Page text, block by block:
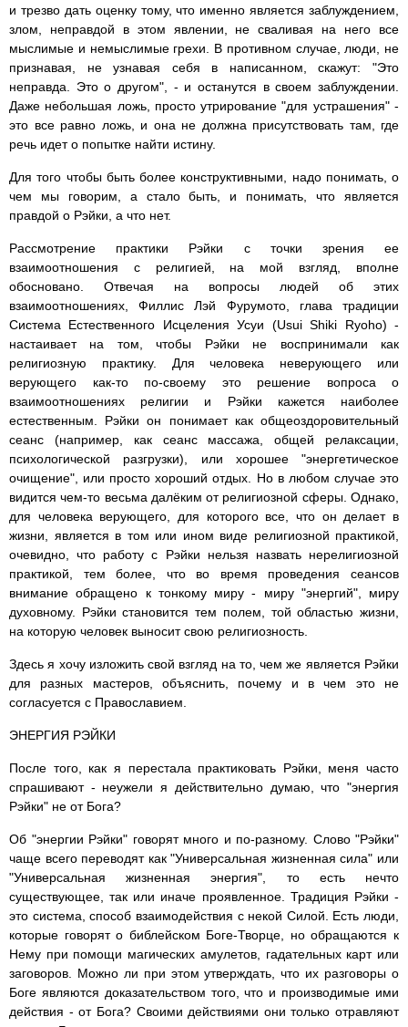
и трезво дать оценку тому, что именно является заблуждением,
злом, неправдой в этом явлении, не сваливая на него все
мыслимые и немыслимые грехи. В противном случае, люди, не
признавая, не узнавая себя в написанном, скажут: "Это
неправда. Это о другом", - и останутся в своем заблуждении.
Даже небольшая ложь, просто утрирование "для устрашения" -
это все равно ложь, и она не должна присутствовать там, где
речь идет о попытке найти истину.
Для того чтобы быть более конструктивными, надо понимать, о
чем мы говорим, а стало быть, и понимать, что является
правдой о Рэйки, а что нет.
Рассмотрение практики Рэйки с точки зрения ее
взаимоотношения с религией, на мой взгляд, вполне
обосновано. Отвечая на вопросы людей об этих
взаимоотношениях, Филлис Лэй Фурумото, глава традиции
Система Естественного Исцеления Усуи (Usui Shiki Ryoho) -
настаивает на том, чтобы Рэйки не воспринимали как
религиозную практику. Для человека неверующего или
верующего как-то по-своему это решение вопроса о
взаимоотношениях религии и Рэйки кажется наиболее
естественным. Рэйки он понимает как общеоздоровительный
сеанс (например, как сеанс массажа, общей релаксации,
психологической разгрузки), или хорошее "энергетическое
очищение", или просто хороший отдых. Но в любом случае это
видится чем-то весьма далёким от религиозной сферы. Однако,
для человека верующего, для которого все, что он делает в
жизни, является в том или ином виде религиозной практикой,
очевидно, что работу с Рэйки нельзя назвать нерелигиозной
практикой, тем более, что во время проведения сеансов
внимание обращено к тонкому миру - миру "энергий", миру
духовному. Рэйки становится тем полем, той областью жизни,
на которую человек выносит свою религиозность.
Здесь я хочу изложить свой взгляд на то, чем же является Рэйки
для разных мастеров, объяснить, почему и в чем это не
согласуется с Православием.
ЭНЕРГИЯ РЭЙКИ
После того, как я перестала практиковать Рэйки, меня часто
спрашивают - неужели я действительно думаю, что "энергия
Рэйки" не от Бога?
Об "энергии Рэйки" говорят много и по-разному. Слово "Рэйки"
чаще всего переводят как "Универсальная жизненная сила" или
"Универсальная жизненная энергия", то есть нечто
существующее, так или иначе проявленное. Традиция Рэйки -
это система, способ взаимодействия с некой Силой. Есть люди,
которые говорят о библейском Боге-Творце, но обращаются к
Нему при помощи магических амулетов, гадательных карт или
заговоров. Можно ли при этом утверждать, что их разговоры о
Боге являются доказательством того, что и производимые ими
действия - от Бога? Своими действиями они только отравляют